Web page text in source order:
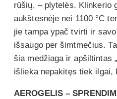
rūšių, – plytelės. Klinkerio
aukštesnėje nei 1100 °C
jie tampa ypač tvirti ir
išsaugo per šimtmečius.
šia medžiaga ir apšiltintas
išlieka nepakitęs tiek ilgai,
AEROGELIS –